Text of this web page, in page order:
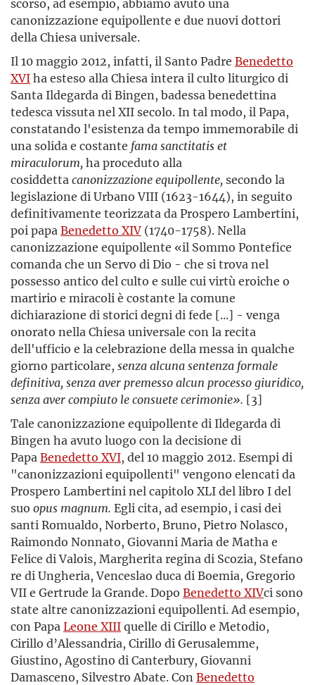
scorso, ad esempio, abbiamo avuto una
canonizzazione equipollente e due nuovi dottori
della Chiesa universale.
Il 10 maggio 2012, infatti, il Santo Padre Benedetto
XVIha esteso alla Chiesa intera il culto liturgico di
Santa Ildegarda di Bingen, badessa benedettina
tedesca vissuta nel XII secolo. In tal modo, il Papa,
constatando l'esistenza da tempo immemorabile di
una solida e costante fama sanctitatis et
miraculorum, ha proceduto alla
cosiddetta canonizzazione equipollente, secondo la
legislazione di Urbano VIII (1623-1644), in seguito
definitivamente teorizzata da Prospero Lambertini,
poi papa Benedetto XIV (1740-1758). Nella
canonizzazione equipollente «il Sommo Pontefice
comanda che un Servo di Dio - che si trova nel
possesso antico del culto e sulle cui virtù eroiche o
martirio e miracoli è costante la comune
dichiarazione di storici degni di fede [...] - venga
onorato nella Chiesa universale con la recita
dell'ufficio e la celebrazione della messa in qualche
giorno particolare, senza alcuna sentenza formale
definitiva, senza aver premesso alcun processo giuridico,
senza aver compiuto le consuete cerimonie». [3]
Tale canonizzazione equipollente di Ildegarda di
Bingen ha avuto luogo con la decisione di
Papa Benedetto XVI, del 10 maggio 2012. Esempi di
"canonizzazioni equipollenti" vengono elencati da
Prospero Lambertini nel capitolo XLI del libro I del
suo opus magnum. Egli cita, ad esempio, i casi dei
santi Romualdo, Norberto, Bruno, Pietro Nolasco,
Raimondo Nonnato, Giovanni Maria de Matha e
Felice di Valois, Margherita regina di Scozia, Stefano
re di Ungheria, Venceslao duca di Boemia, Gregorio
VII e Gertrude la Grande. Dopo Benedetto XIVci sono
state altre canonizzazioni equipollenti. Ad esempio,
con Papa Leone XIIIquelle di Cirillo e Metodio,
Cirillo d’Alessandria, Cirillo di Gerusalemme,
Giustino, Agostino di Canterbury, Giovanni
Damasceno, Silvestro Abate. Con Benedetto